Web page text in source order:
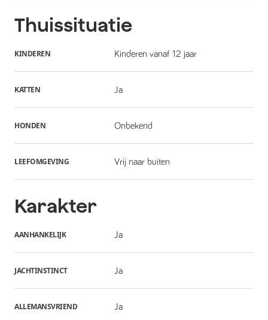
Thuissituatie
KINDEREN Kinderen vanaf 12 jaar
KATTEN Ja
HONDEN Onbekend
LEEFOMGEVING Vrij naar buiten
Karakter
AANHANKELIJK Ja
JACHTINSTINCT Ja
ALLEMANSVRIEND Ja